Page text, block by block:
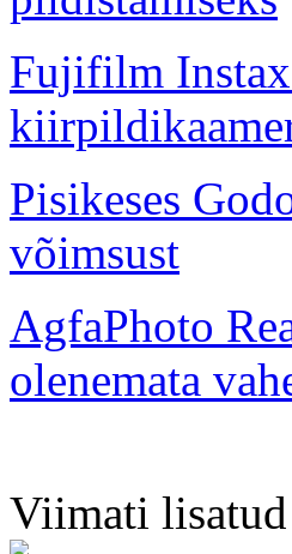
Fujifilm Instax
Pisikeses
võimsust
AgfaPhoto
olenemata
Viimati lisatud